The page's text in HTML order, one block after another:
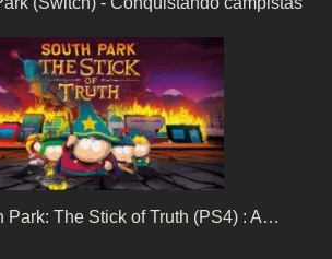
Park: The Stick of Truth (PS4) : A…